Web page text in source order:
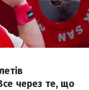
через те, що